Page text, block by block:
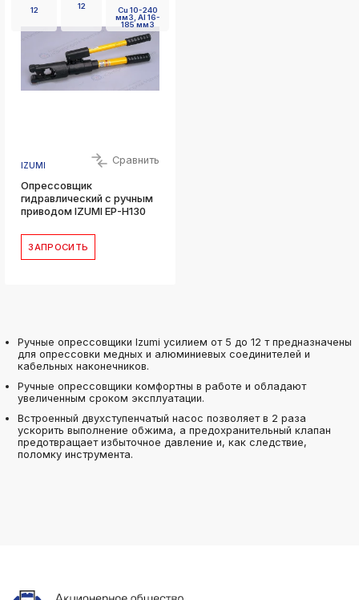
12
12
Cu 10-240
мм3, Al 16-
185 мм3
IZUMI Сравнить
Опрессовщик
гидравлический с ручным
приводом IZUMI EP-H130
ЗАПРОСИТЬ
Ручные опрессовщики Izumi усилием от 5 до 12 т предназначены
для опрессовки медных и алюминиевых соединителей и
кабельных наконечников.
Ручные опрессовщики комфортны в работе и обладают
увеличенным сроком эксплуатации.
Встроенный двухступенчатый насос позволяет в 2 раза
ускорить выполнение обжима, а предохранительный клапан
предотвращает избыточное давление и, как следствие,
поломку инструмента.